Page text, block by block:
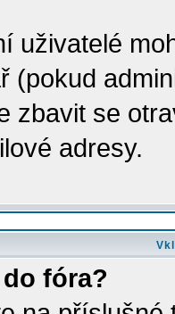
uživatelé
(pokud
zbavit se
adresy.
fóra?